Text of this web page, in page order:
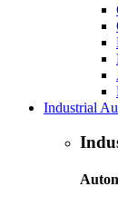
Industrial